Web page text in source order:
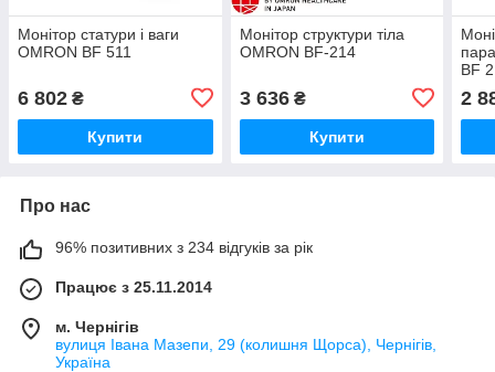
Монітор статури і ваги
OMRON BF 511
6 802 ₴
Купити
Монітор структури тіла
OMRON BF-214
3 636₴
Купити
BF
2
Про нас
96% позитивних з 234 відгуків за рік
Працює з 25.11.2014
м. Чернігів
вулиця Івана Мазепи, 29 (колишня Щорса), Чернігів,
Україна